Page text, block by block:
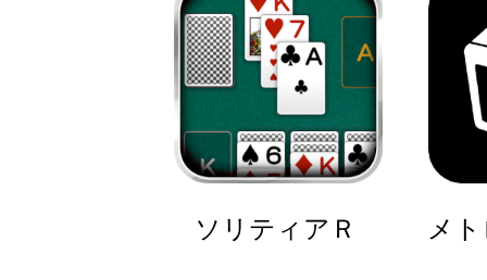
ソリティアＲ メ